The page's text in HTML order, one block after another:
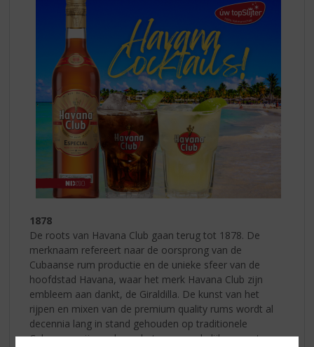
1878
De roots van Havana Club gaan terug tot 1878. De
merknaam refereert naar de oorsprong van de
Cubaanse rum productie en de unieke sfeer van de
hoofdstad Havana, waar het merk Havana Club zijn
embleem aan dankt, de Giraldilla. De kunst van het
rijpen en mixen van de premium quality rums wordt al
decennia lang in stand gehouden op traditionele
Cubaanse wijze volgens het oorspronkelijke recept van